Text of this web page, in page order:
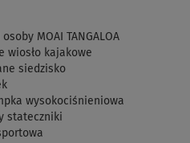
MOAI TANGALOA
wiosło kajakowe
siedzisko
wysokociśnieniowa
stateczniki